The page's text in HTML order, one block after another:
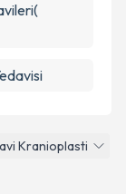
Kranioplasti